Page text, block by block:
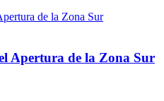
Apertura de la Zona Sur